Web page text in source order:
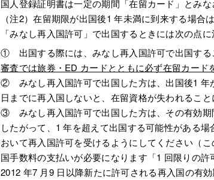
国人登録証明書は一定の期間「在留カード」とみな
（注2）在留期限が出国後1 年未満に到来する場合
「みなし再入国許可」で出国するときには次の点に
① 出国する際には、みなし再入国許可で出国する
審査では旅券・ED カードとともに必ず在留カード
② みなし再入国許可で出国した方は、出国後1 年
日までに再入国しないと、在留資格が失われること
③ みなし再入国許可で出国した方は、その有効期
したがって、1 年を超えて出国する可能性がある
おいて再入国許可を受けるようにしてください（
国手数料の支払いが必要になります「1 回限りの
2012 年7 月9 日以降新たに許可される再入国の有